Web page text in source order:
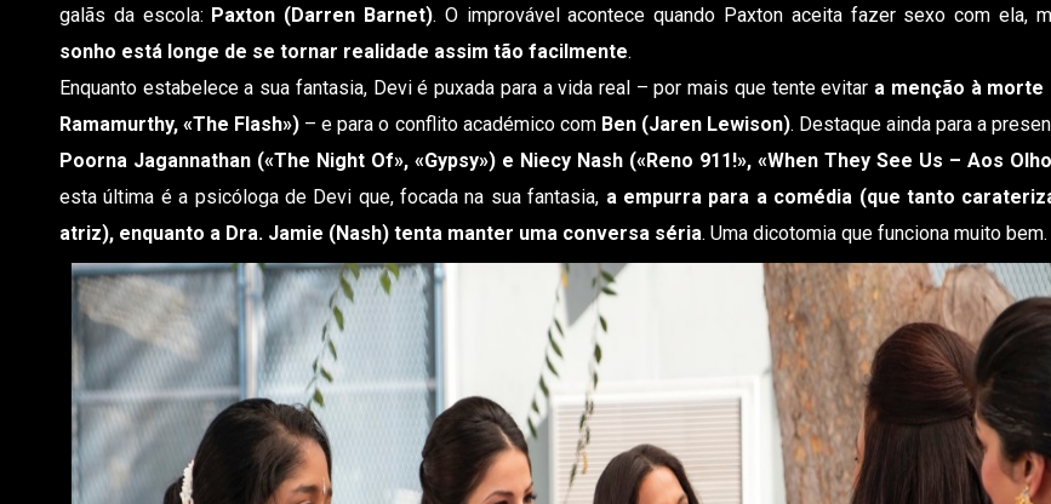
galãs da escola: Paxton (Darren Barnet). O improvável acontece quando Paxton aceita fazer sexo com ela,
sonho está longe de se tornar realidade assim tão facilmente.
Enquanto estabelece a sua fantasia, Devi é puxada para a vida real – por mais que tente evitar a menção à morte
Ramamurthy, «The Flash») – e para o conflito académico comBen (Jaren Lewison). Destaque ainda para a
Poorna Jagannathan («The Night Of», «Gypsy») e Niecy Nash («Reno 911!», «When They See Us – Aos
esta última é a psicóloga de Devi que, focada na sua fantasia, a empurra para a comédia (que tanto
atriz), enquanto a Dra. Jamie (Nash) tenta manter uma conversa séria. Uma dicotomia que funciona muito bem.